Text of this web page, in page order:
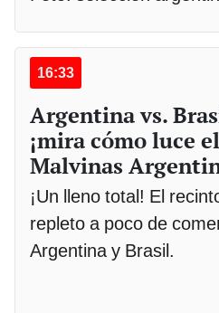
16:33
Argentina vs.
¡mira cómo luce
Malvinas
¡Un lleno total! El
repleto a poco de
Argentina y Brasil.